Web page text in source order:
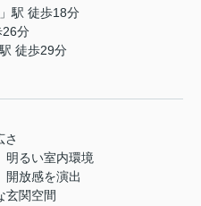
」駅 徒歩18分
26分
駅 徒歩29分
さ
明るい室内環境
放感を演出
玄関空間